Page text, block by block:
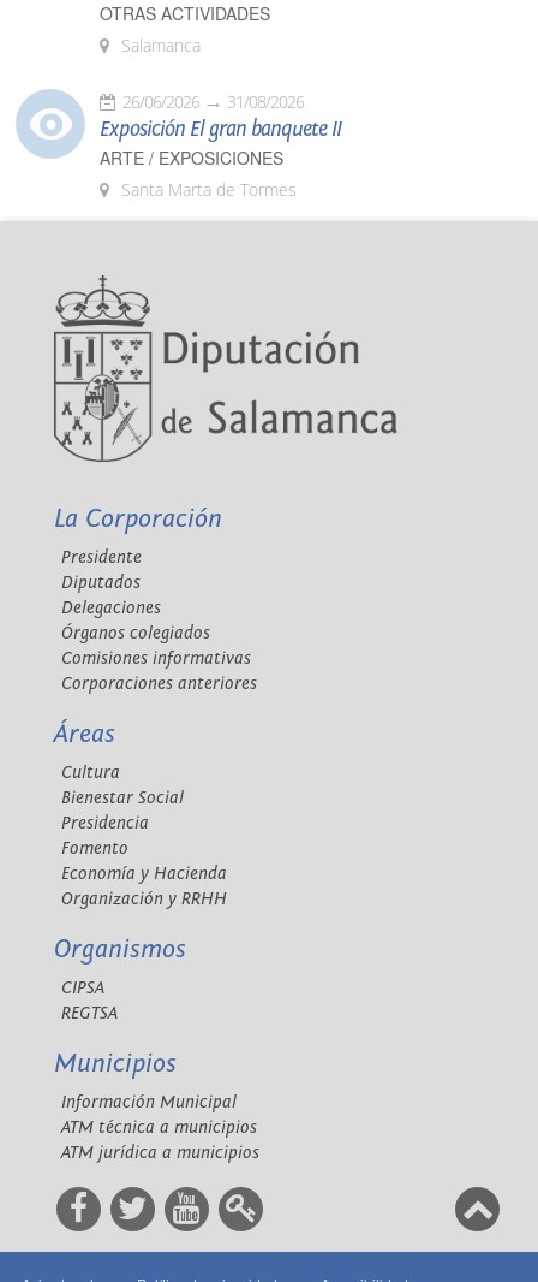
OTRAS ACTIVIDADES
Salamanca
26/06/2026 31/08/2026
Exposición El gran banquete II
ARTE / EXPOSICIONES
Santa Marta de Tormes
La Corporación
Presidente
Diputados
Delegaciones
Órganos colegiados
Comisiones informativas
Corporaciones anteriores
Áreas
Cultura
Bienestar Social
Presidencia
Fomento
Economía y Hacienda
Organización y RRHH
Organismos
CIPSA
REGTSA
Municipios
Información Municipal
ATM técnica a municipios
ATM jurídica a municipios